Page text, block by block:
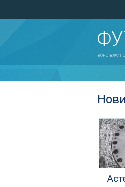
воно вже